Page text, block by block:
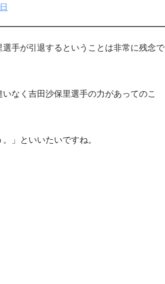
手が引退するということは非常に残念で
なく吉田沙保里選手の力があってのこ
」といいたいですね。